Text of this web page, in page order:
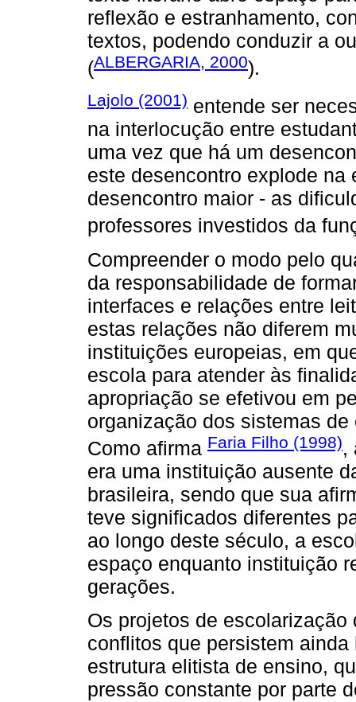
reflexão e estranhamento,
textos, podendo conduzir a
(ALBERGARIA, 2000).
Lajolo (2001) entende ser
na interlocução entre
uma vez que há um
este desencontro explode
desencontro maior - as
professores investidos da
Compreender o modo pelo
da responsabilidade de
interfaces e relações entre
estas relações não diferem
instituições europeias, em
escola para atender às
apropriação se efetivou em
organização dos sistemas
Como afirma Faria Filho (1998),
era uma instituição ausente
brasileira, sendo que sua
teve significados diferentes
ao longo deste século, a
espaço enquanto instituição
gerações.
Os projetos de
conflitos que persistem
estrutura elitista de ensino,
pressão constante por parte